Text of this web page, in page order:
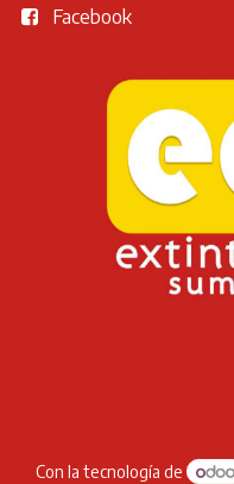
Facebook
Con la tecnología de